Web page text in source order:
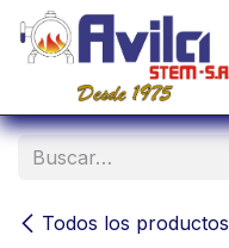
Ir al contenido
Todos los productos